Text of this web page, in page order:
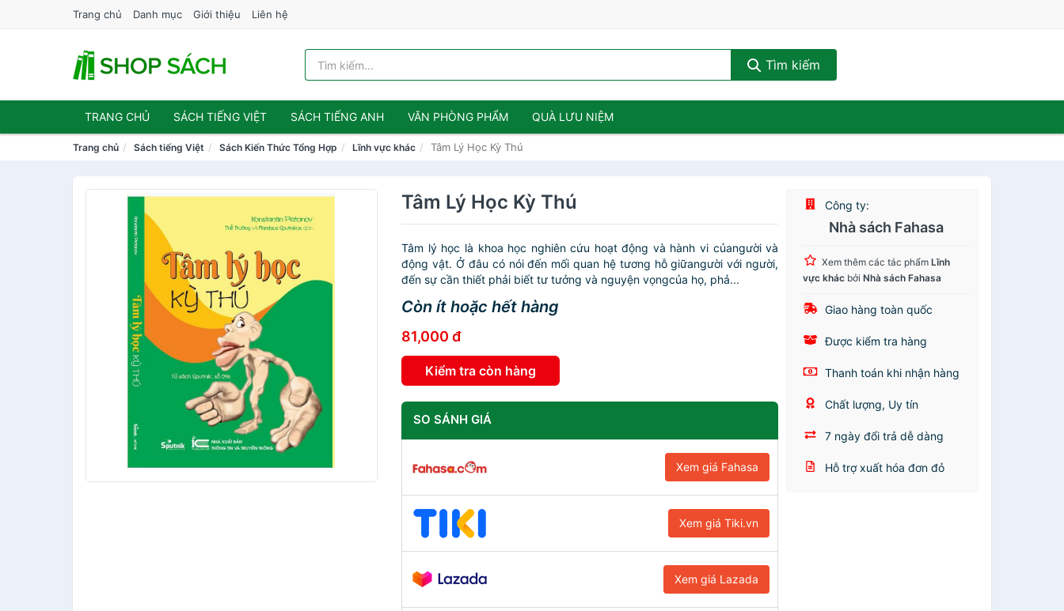
Trang chủ Danh mục Giới thiệu Liên hệ
Tìm kiếm
TRANG CHỦ SÁCH TIẾNG VIỆT SÁCH TIẾNG ANH VĂN PHÒNG PHẨM QUÀ LƯU NIỆM
Trang chủ Sách tiếng Việt Sách Kiến Thức Tổng Hợp Lĩnh vực khác Tâm Lý Học Kỳ Thú
Tâm Lý Học Kỳ Thú
Tâm lý học là khoa học nghiên cứu hoạt động và hành vi củangười và
động vật. Ở đâu có nói đến mối quan hệ tương hỗ giữangười với người,
đến sự cần thiết phải biết tư tưởng và nguyện vọngcủa họ, phả...
Còn ít hoặc hết hàng
81,000 đ
Kiểm tra còn hàng
SO SÁNH GIÁ
Xem giá Fahasa
Xem giá Tiki.vn
Xem giá Lazada
Công ty:
Nhà sách Fahasa
Xem thêm các tác phẩmLĩnh
vực khác bởiNhà sách Fahasa
Giao hàng toàn quốc
Được kiểm tra hàng
Thanh toán khi nhận hàng
Chất lượng, Uy tín
7 ngày đổi trả dễ dàng
Hỗ trợ xuất hóa đơn đỏ